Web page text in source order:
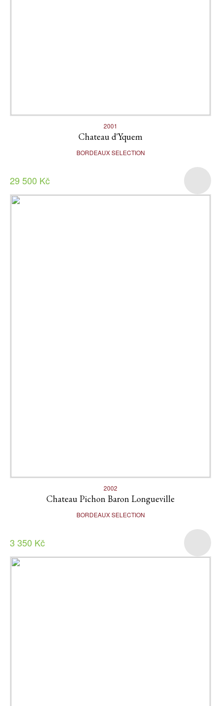
2001
Chateau d'Yquem
BORDEAUX SELECTION
29 500 Kč
2002
Chateau Pichon Baron Longueville
BORDEAUX SELECTION
3 350 Kč